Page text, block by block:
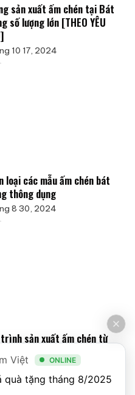
sản xuất ấm chén tại Bát
số lượng lớn [THEO YÊU
10 17, 2024
loại các mẫu ấm chén bát
thông dụng
8 30, 2024
trình sản xuất ấm chén từ
liệu đến thành phẩm
10 14, 2024
Việt ONLINE
quà tặng tháng 8/2025